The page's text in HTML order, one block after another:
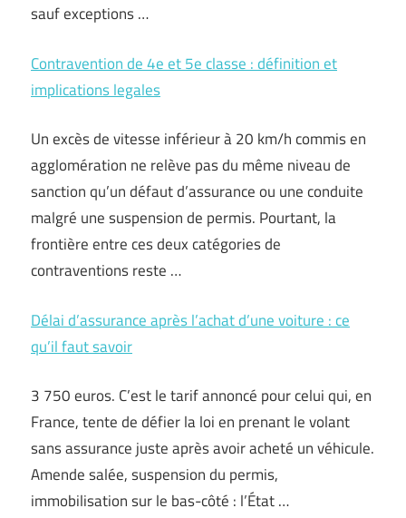
sauf exceptions …
Contravention de 4e et 5e classe : définition et
implications legales
Un excès de vitesse inférieur à 20 km/h commis en
agglomération ne relève pas du même niveau de
sanction qu’un défaut d’assurance ou une conduite
malgré une suspension de permis. Pourtant, la
frontière entre ces deux catégories de
contraventions reste …
Délai d’assurance après l’achat d’une voiture : ce
qu’il faut savoir
3 750 euros. C’est le tarif annoncé pour celui qui, en
France, tente de défier la loi en prenant le volant
sans assurance juste après avoir acheté un véhicule.
Amende salée, suspension du permis,
immobilisation sur le bas-côté : l’État …